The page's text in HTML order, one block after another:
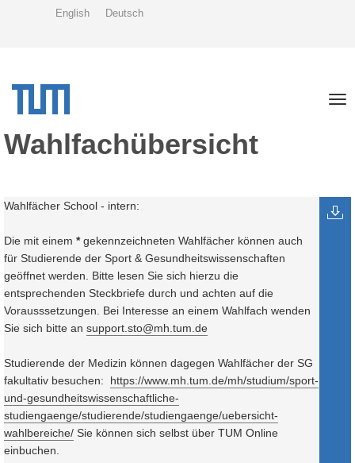
English Deutsch
Wahlfachübersicht
Wahlfächer School - intern:
Die mit einem *gekennzeichneten Wahlfächer können auch
für Studierende der Sport & Gesundheitswissenschaften
geöffnet werden. Bitte lesen Sie sich hierzu die
entsprechenden Steckbriefe durch und achten auf die
Vorausssetzungen. Bei Interesse an einem Wahlfach wenden
Sie sich bitte ansupport.sto@mh.tum.de
Studierende der Medizin können dagegen Wahlfächer der SG
fakultativ besuchen: https://www.mh.tum.de/mh/studium/sport-
und-gesundheitswissenschaftliche-
studiengaenge/studierende/studiengaenge/uebersicht-
wahlbereiche/ Sie können sich selbst über TUM Online
einbuchen.